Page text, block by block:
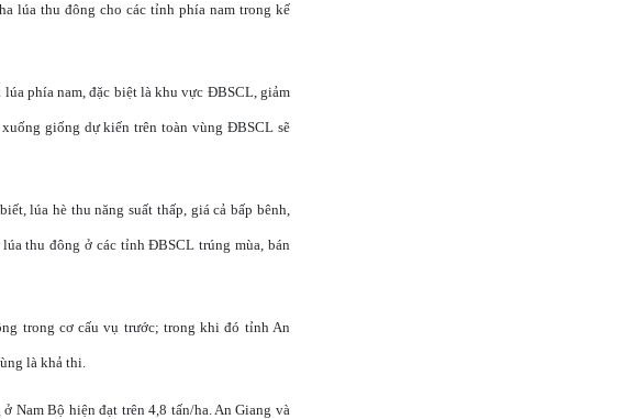
lúa thu đông cho các tỉnh phía nam trong kế
phía nam, đặc biệt là khu vực ĐBSCL, giảm
giống dự kiến trên toàn vùng ĐBSCL sẽ
lúa hè thu năng suất thấp, giá cả bấp bênh,
thu đông ở các tỉnh ĐBSCL trúng mùa, bán
trong cơ cấu vụ trước; trong khi đó tỉnh An
là khả thi.
Nam Bộ hiện đạt trên 4,8 tấn/ha. An Giang và